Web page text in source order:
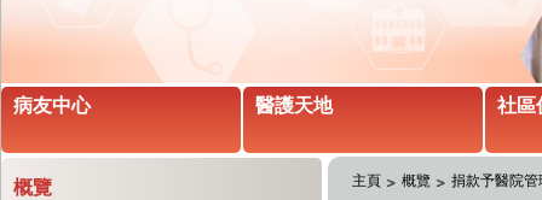
病友中心 醫護天地 社區
概覽 主頁 概覽 捐款予醫院管